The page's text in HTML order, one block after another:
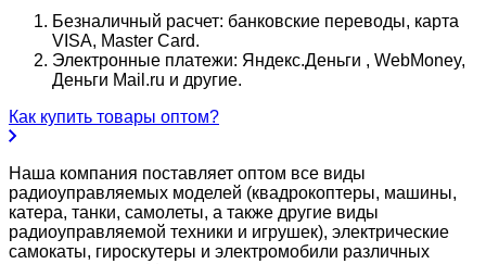
Безналичный расчет: банковские переводы, карта
VISA, Master Card.
Электронные платежи: Яндекс.Деньги , WebMoney,
Деньги Mail.ru и другие.
Как купить товары оптом?
Наша компания поставляет оптом все виды
радиоуправляемых моделей (квадрокоптеры, машины,
катера, танки, самолеты, а также другие виды
радиоуправляемой техники и игрушек), электрические
самокаты, гироскутеры и электромобили различных